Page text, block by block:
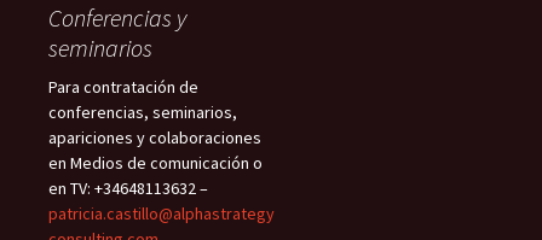
Conferencias y
seminarios
Para contratación de
conferencias, seminarios,
apariciones y colaboraciones
en Medios de comunicación o
en TV: +34648113632 –
patricia.castillo@alphastrategy